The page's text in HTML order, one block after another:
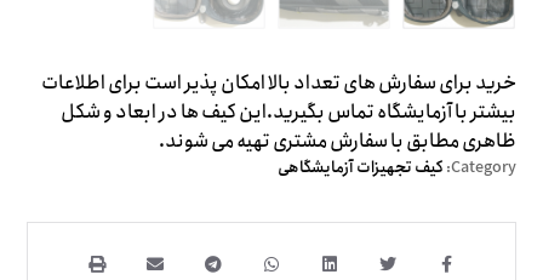
خرید برای سفارش های تعداد بالا امکان پذیر است برای اطلاعات
بیشتر با آزمایشگاه تماس بگیرید.این کیف ها در ابعاد و شکل
ظاهری مطابق با سفارش مشتری تهیه می شوند.
Category: کیف تجهیزات آزمایشگاهی